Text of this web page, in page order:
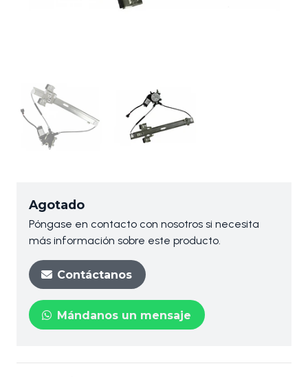
Agotado
Póngase en contacto con nosotros si necesita
más información sobre este producto.
Contáctanos
Mándanos un mensaje